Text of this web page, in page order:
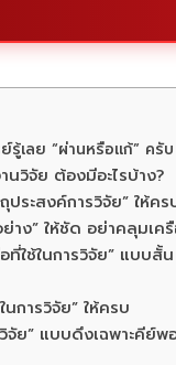
เลย “ผ่านหรือแก้” ครับ
วิจัย ต้องมีอะไรบ้าง?
ระสงค์การวิจัย” ให้คร
าง” ให้ชัด อย่าคลุมเค
ใช้ในการวิจัย” แบบสั้
การวิจัย” ให้ครบ
จัย” แบบดึงเฉพาะคีย์พ